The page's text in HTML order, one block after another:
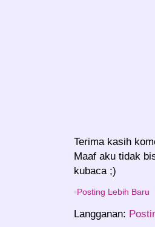
Terima kasih
Maaf aku tidak
kubaca ;)
Posting Lebih Baru
Langganan: